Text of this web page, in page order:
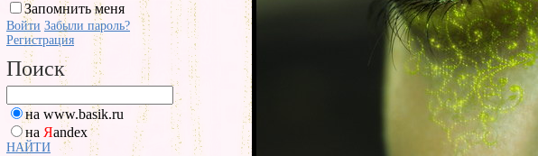
Запомнить меня
Войти Забыли пароль?
Регистрация
Поиск
на www.basik.ru
на Яandex
НАЙТИ